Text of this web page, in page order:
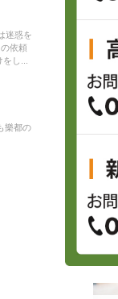
迷惑を
依頼
し...
樂都の